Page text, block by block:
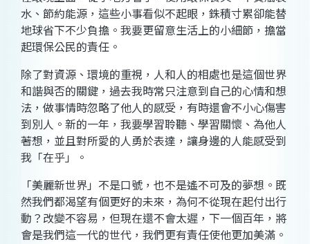
水、節約能源，這些小事看似不起眼，銖積寸累卻能替
地球省下不少負擔。我要更留意生活上的小細節，擔當
起環保公民的責任。
除了對資源、環境的重視，人和人的相處也是這個世界
和諧與否的關鍵，過去我時常只注意到自己的心情和想
法，做事情時忽略了他人的感受，有時還會不小心傷害
到別人。新的一年，我要學習聆聽、學習關懷、為他人
著想，並且對所愛的人勇於表達，讓身邊的人能感受到
我「在乎」。
「美麗新世界」不是口號，也不是遙不可及的夢想。既
然我們都渴望有個更好的未來，為何不從現在起付出行
動？改變不容易，但現在還不會太遲，下一個百年，將
會是我們這一代的世代，我們更有責任使他更加美滿。